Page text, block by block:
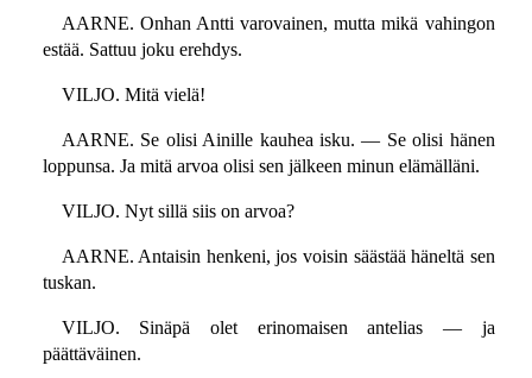
AARNE. Onhan Antti varovainen, mutta mikä vahingon
estää. Sattuu joku erehdys.
VILJO. Mitä vielä!
AARNE. Se olisi Ainille kauhea isku. — Se olisi hänen
loppunsa. Ja mitä arvoa olisi sen jälkeen minun elämälläni.
VILJO. Nyt sillä siis on arvoa?
AARNE. Antaisin henkeni, jos voisin säästää häneltä sen
tuskan.
VILJO. Sinäpä olet erinomaisen antelias — ja
päättäväinen.